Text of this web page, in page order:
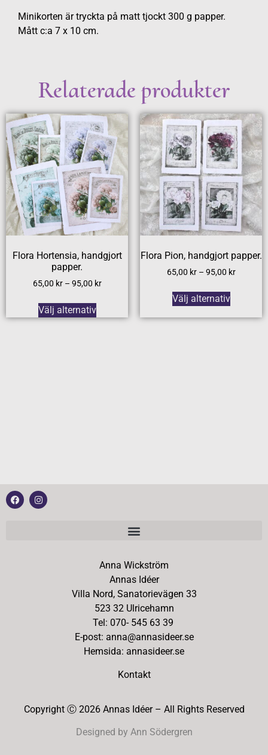
Minikorten är tryckta på matt tjockt 300 g papper.
Mått c:a 7 x 10 cm.
Relaterade produkter
Flora Hortensia, handgjort
papper.
65,00 kr – 95,00 kr
Välj alternativ
Flora Pion, handgjort papper.
65,00 kr – 95,00 kr
Välj alternativ
Anna Wickström
Annas Idéer
Villa Nord, Sanatorievägen 33
523 32 Ulricehamn
Tel: 070- 545 63 39
E-post: anna@annasideer.se
Hemsida: annasideer.se
Kontakt
Copyright Ⓒ 2026 Annas Idéer – All Rights Reserved
Designed by Ann Södergren